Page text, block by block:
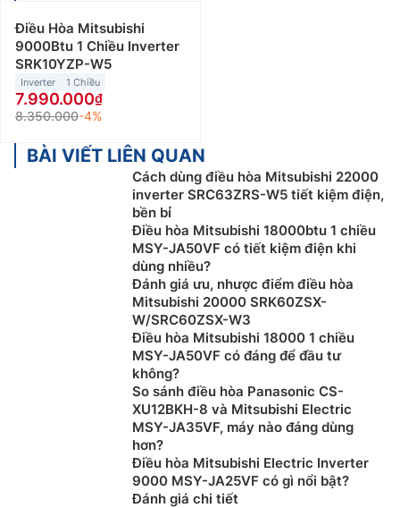
Điều Hòa Mitsubishi
9000Btu 1 Chiều Inverter
SRK10YZP-W5
Inverter 1 Chiều
7.990.000
8.350.000-4%
BÀI VIẾT LIÊN QUAN
Cách dùng điều hòa Mitsubishi 22000
inverter SRC63ZRS-W5 tiết kiệm điện,
bền bỉ
Điều hòa Mitsubishi 18000btu 1 chiều
MSY-JA50VF có tiết kiệm điện khi
dùng nhiều?
Đánh giá ưu, nhược điểm điều hòa
Mitsubishi 20000 SRK60ZSX-
W/SRC60ZSX-W3
Điều hòa Mitsubishi 18000 1 chiều
MSY-JA50VF có đáng để đầu tư
không?
So sánh điều hòa Panasonic CS-
XU12BKH-8 và Mitsubishi Electric
MSY-JA35VF, máy nào đáng dùng
hơn?
Điều hòa Mitsubishi Electric Inverter
9000 MSY-JA25VF có gì nổi bật?
Đánh giá chi tiết